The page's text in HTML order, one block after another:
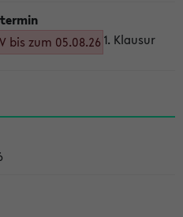
bis zum 05.08.26 1. Klausur